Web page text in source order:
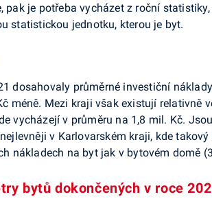
pak je potřeba vycházet z roční
statistickou jednotku, kterou je byt.
dosahovaly průměrné investiční
méně. Mezi kraji však existují relativně
vycházejí v průměru na 1,8 mil. Kč.
v Karlovarském kraji, kde
nákladech na byt jak v bytovém domě
bytů dokončených v roce